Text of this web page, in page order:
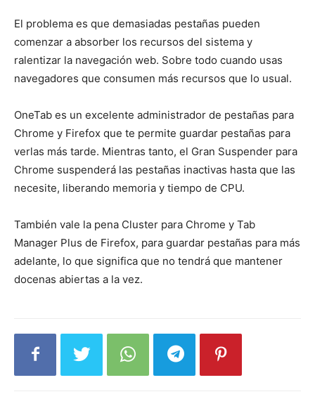
El problema es que demasiadas pestañas pueden
comenzar a absorber los recursos del sistema y
ralentizar la navegación web. Sobre todo cuando usas
navegadores que consumen más recursos que lo usual.
OneTab es un excelente administrador de pestañas para
Chrome y Firefox que te permite guardar pestañas para
verlas más tarde. Mientras tanto, el Gran Suspender para
Chrome suspenderá las pestañas inactivas hasta que las
necesite, liberando memoria y tiempo de CPU.
También vale la pena Cluster para Chrome y Tab
Manager Plus de Firefox, para guardar pestañas para más
adelante, lo que significa que no tendrá que mantener
docenas abiertas a la vez.